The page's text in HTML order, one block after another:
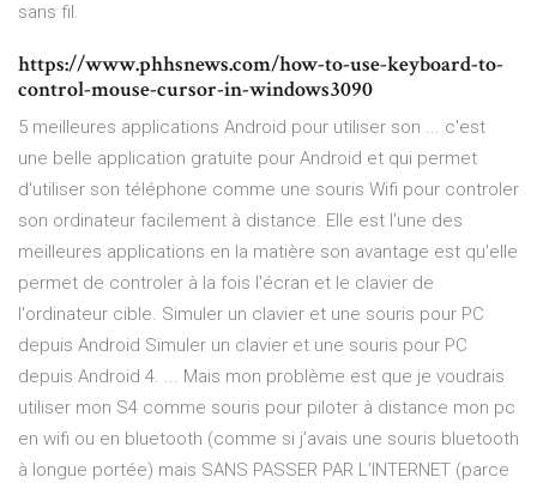
sans fil.
https://www.phhsnews.com/how-to-use-keyboard-to-
control-mouse-cursor-in-windows3090
5 meilleures applications Android pour utiliser son ... c'est
une belle application gratuite pour Android et qui permet
d'utiliser son téléphone comme une souris Wifi pour controler
son ordinateur facilement à distance. Elle est l'une des
meilleures applications en la matière son avantage est qu'elle
permet de controler à la fois l'écran et le clavier de
l'ordinateur cible. Simuler un clavier et une souris pour PC
depuis Android Simuler un clavier et une souris pour PC
depuis Android 4. ... Mais mon problème est que je voudrais
utiliser mon S4 comme souris pour piloter à distance mon pc
en wifi ou en bluetooth (comme si j’avais une souris bluetooth
à longue portée) mais SANS PASSER PAR L’INTERNET (parce